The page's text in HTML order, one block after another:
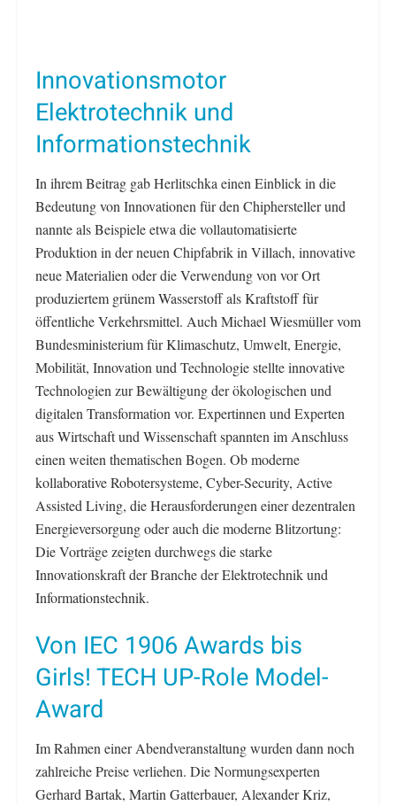
Innovationsmotor
Elektrotechnik und
Informationstechnik
In ihrem Beitrag gab Herlitschka einen Einblick in die
Bedeutung von Innovationen für den Chiphersteller und
nannte als Beispiele etwa die vollautomatisierte
Produktion in der neuen Chipfabrik in Villach, innovative
neue Materialien oder die Verwendung von vor Ort
produziertem grünem Wasserstoff als Kraftstoff für
öffentliche Verkehrsmittel. Auch Michael Wiesmüller vom
Bundesministerium für Klimaschutz, Umwelt, Energie,
Mobilität, Innovation und Technologie stellte innovative
Technologien zur Bewältigung der ökologischen und
digitalen Transformation vor. Expertinnen und Experten
aus Wirtschaft und Wissenschaft spannten im Anschluss
einen weiten thematischen Bogen. Ob moderne
kollaborative Robotersysteme, Cyber-Security, Active
Assisted Living, die Herausforderungen einer dezentralen
Energieversorgung oder auch die moderne Blitzortung:
Die Vorträge zeigten durchwegs die starke
Innovationskraft der Branche der Elektrotechnik und
Informationstechnik.
Von IEC 1906 Awards bis
Girls! TECH UP-Role Model-
Award
Im Rahmen einer Abendveranstaltung wurden dann noch
zahlreiche Preise verliehen. Die Normungsexperten
Gerhard Bartak, Martin Gatterbauer, Alexander Kriz,